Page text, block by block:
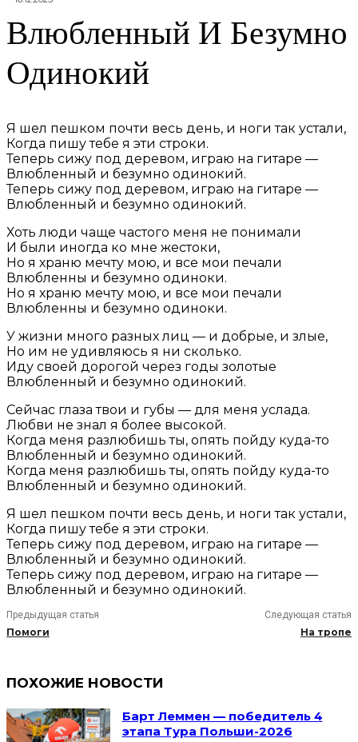
Влюбленный И Безумно
Одинокий
Я шел пешком почти весь день, и ноги так устали,
Когда пишу тебе я эти строки.
Теперь сижу под деревом, играю на гитаре —
Влюбленный и безумно одинокий.
Теперь сижу под деревом, играю на гитаре —
Влюбленный и безумно одинокий.
Хоть люди чаще частого меня не понимали
И были иногда ко мне жестоки,
Но я храню мечту мою, и все мои печали
Влюбленны и безумно одиноки.
Но я храню мечту мою, и все мои печали
Влюбленны и безумно одиноки.
У жизни много разных лиц — и добрые, и злые,
Но им не удивляюсь я ни сколько.
Иду своей дорогой через годы золотые
Влюбленный и безумно одинокий.
Сейчас глаза твои и губы — для меня услада.
Любви не знал я более высокой.
Когда меня разлюбишь ты, опять пойду куда-то
Влюбленный и безумно одинокий.
Когда меня разлюбишь ты, опять пойду куда-то
Влюбленный и безумно одинокий.
Я шел пешком почти весь день, и ноги так устали,
Когда пишу тебе я эти строки.
Теперь сижу под деревом, играю на гитаре —
Влюбленный и безумно одинокий.
Теперь сижу под деревом, играю на гитаре —
Влюбленный и безумно одинокий.
Предыдущая статья
Помоги
Следующая статья
На тропе
ПОХОЖИЕ НОВОСТИ
Барт Леммен — победитель 4
этапа Тура Польши-2026